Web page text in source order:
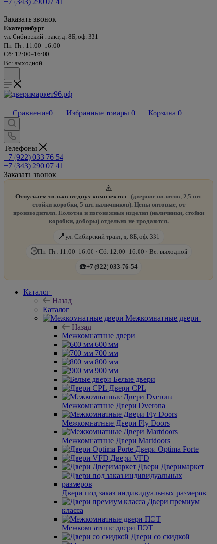
+7 (343) 290 07 41
Заказать звонок
Екатеринбург
ул. Сибирский тракт, д. 8Б, оф. 331
Пн–Пт: 11:00–16:00
Сб: 12:00–16:00
Вс: выходной
Сравнение0 Избранные товары 0 Корзина 0
Телефоны
+7 (922) 033 76 54
+7 (343) 290 07 41
Заказать звонок
⚠️
Отпускаем только от двух комплектов
(дверное полотно, 2,5 шт.
стойки коробки, 5 шт. наличников). Цены оптовые, от
производителя. Полотна и погонажные изделия (наличники, стойки
коробки, доборы) отдельно не продаются.
📍ул. Сибирский тракт, д. 8Б, оф. 331
🕒Пн–Пт: 11:00–16:00 · Сб: 12:00–16:00 · Вс: выходной
☎️+7 (922) 033-76-54
Каталог
Назад
Каталог
Межкомнатные двери
Назад
Межкомнатные двери
600 мм
700 мм
800 мм
900 мм
Белые двери
Двери CPL
Межкомнатные Двери Dverona
Межкомнатные Двери Fly Doors
Межкомнатные Двери Martdoors
Двери Optima Porte
Двери VFD
Двери Дверимаркет
Двери под заказ индивидуальных размеров
Двери премиум
класса
Межкомнатные двери ПЭТ
Двери со скидкой